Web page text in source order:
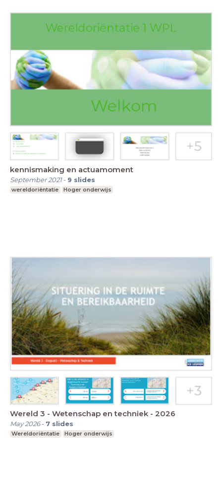
kennismaking en actuamoment
September 2021- 9 slides
wereldoriëntatie Hoger onderwijs
Wereld 3 - Wetenschap en techniek - 2026
May 2026- 7 slides
Wereldoriëntatie Hoger onderwijs